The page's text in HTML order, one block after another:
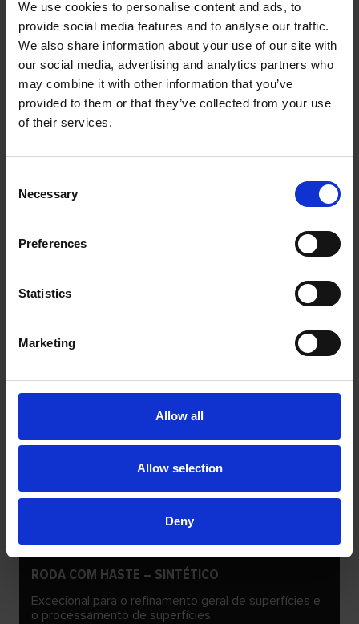
We use cookies to personalise content and ads, to
provide social media features and to analyse our traffic.
We also share information about your use of our site with
our social media, advertising and analytics partners who
may combine it with other information that you’ve
provided to them or that they’ve collected from your use
of their services.
Selection
Necessary
Preferences
Statistics
Marketing
Allow all
Allow selection
Deny
DISCO DE TROCA RÁPIDA – SINTÉTICO
Ajudantes versáteis e flexíveis, por exemplo, para o
refinamento geral de superfícies, em aço e aço
RODA COM HASTE – SINTÉTICO
Excecional para o refinamento geral de superfícies e
o processamento de superfícies.